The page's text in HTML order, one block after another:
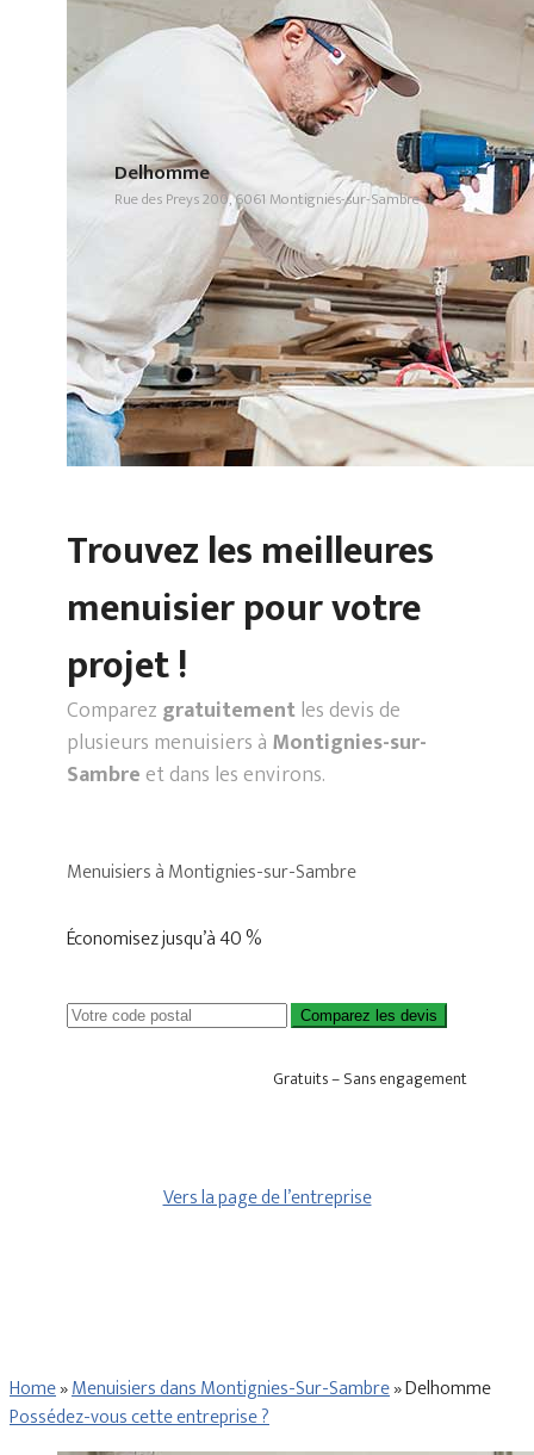
Delhomme
Rue des Preys 200, 6061 Montignies-sur-Sambre
Trouvez les meilleures
menuisier pour votre
projet !
Comparez gratuitementles devis de
plusieurs menuisiers à Montignies-sur-
Sambreet dans les environs.
Menuisiers à Montignies-sur-Sambre
Économisez jusqu’à 40 %
Comparez les devis
Gratuits – Sans engagement
Vers la page de l’entreprise
Home»Menuisiers dans Montignies-Sur-Sambre»Delhomme
Possédez-vous cette entreprise ?